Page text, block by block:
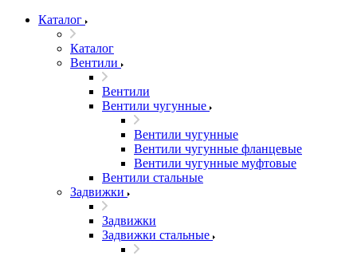
Каталог
Каталог
Вентили
Вентили
Вентили чугунные
Вентили чугунные
Вентили чугунные фланцевые
Вентили чугунные муфтовые
Вентили стальные
Задвижки
Задвижки
Задвижки стальные